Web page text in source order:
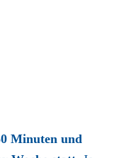
Minuten und